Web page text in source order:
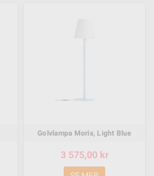
Golvlampa Moris, Light Blue
3 575,00 kr